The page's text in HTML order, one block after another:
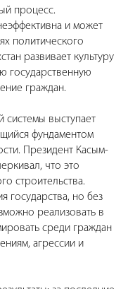
процесс.
и может
политического
развивает культуру
государственную
граждан.
выступает
фундаментом
Президент Касым-
что это
строительства.
государства, но без
реализовать в
среди граждан
агрессии и